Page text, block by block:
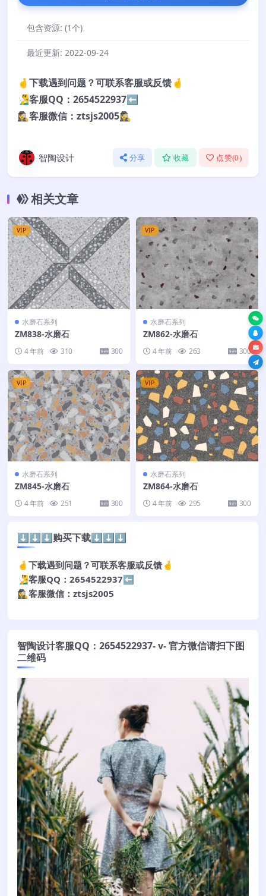
包含资源: (1个)
最近更新: 2022-09-24
🤞下载遇到问题？可联系客服或反馈🤞
🧏‍♂️客服QQ：2654522937⬅️
🕵️‍♀️客服微信：ztsjs2005🕵️‍♀️
智陶设计 分享 收藏 点赞(0)
相关文章
VIP
水磨石系列
ZM838-水磨石
4 年前 310 300
VIP
水磨石系列
ZM862-水磨石
4 年前 263 300
VIP
水磨石系列
ZM845-水磨石
4 年前 251 300
VIP
水磨石系列
ZM864-水磨石
4 年前 295 300
⬇️⬇️⬇️购买下载⬇️⬇️⬇️
🤞下载遇到问题？可联系客服或反馈🤞
🧏‍♂️客服QQ：2654522937⬅️
🕵️‍♀️客服微信：ztsjs2005
智陶设计客服QQ：2654522937- v- 官方微信请扫下图
二维码